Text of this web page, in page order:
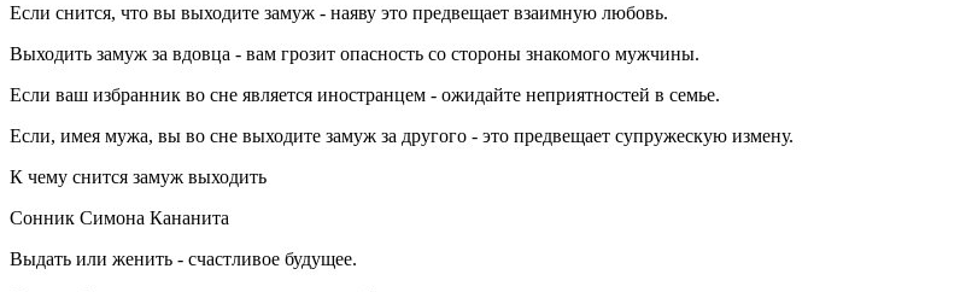
Если снится, что вы выходите замуж - наяву это предвещает взаимную любовь.
Выходить замуж за вдовца - вам грозит опасность со стороны знакомого мужчины.
Если ваш избранник во сне является иностранцем - ожидайте неприятностей в семье.
Если, имея мужа, вы во сне выходите замуж за другого - это предвещает супружескую измену.
К чему снится замуж выходить
Сонник Симона Кананита
Выдать или женить - счастливое будущее.